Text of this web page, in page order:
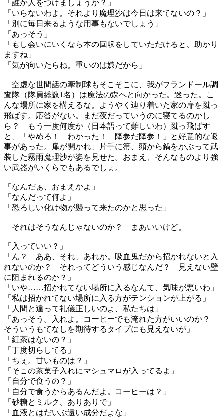
「誰か人をつけましょうか？」
「いらないわよ。それより魔理沙は今日は来てないの？」
「別に毎日来るような用事もないでしょう」
「あっそう」
「もし会いにいくなら本の回収をしていただけると、助かり
ますね」
「気が向いたらね。重いのは嫌だから」
空虚な世間話の牽制球もそこそこに、我がフランドール調
査隊（隊員総数1名）は魔法の森へと向かった。迷った。こ
んな場所に家を構えるな。ようやく辿り着いた家の扉を蹴っ
飛ばす。応答がない。まだ夜だっていうのに寝てるのかし
ら？ もう一度何度か（日本語って難しいわ）蹴っ飛ばす
と、「やめろ！ わかった！ 降参だ降参！」と好意的な返
事があった。扉が開かれ、片手に箒、頭から鍋をかぶって武
装した霧雨魔理沙が姿を見せた。おまえ、そんなものより強
い武器がいくらでもあるでしょ。
「なんだぁ、おまえかよ」
「なんだって何よ」
「恐ろしい化け物が襲って来たのかと思った」
それはそうなんじゃないのか？ まあいいけど。
「入っていい？」
「ん？ ああ、それ、あれか。吸血鬼だから招かれないと入
れないのか？ それってどういう感じなんだ？ 見えない壁
に阻まれるのか？」
「いや……招かれてない場所に入るなんて、気味が悪いわ」
「私は招かれてない場所に入る方がテンションが上がる」
「人間と違って礼儀正しいのよ、私たちは」
「あっそう。入れよ。コーヒーでも淹れた方がいいのか？
そういうもてなしを期待するタイプにも見えないが」
「紅茶はないの？」
「丁度切らしてる」
「ちぇ。甘いものは？」
「そこの茶菓子入れにマシュマロが入ってるよ」
「自分で食うの？」
「自分で食うからあるんだよ。コーヒーは？」
「砂糖とミルク、ありありで」
「血液とはだいぶ遠い成分だよな」